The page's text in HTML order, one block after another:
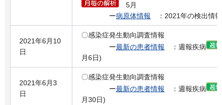
5月
ー病原体情報 ：2021年の検出情報
2021年6月10
日
〇感染症発生動向調査情報
ー最新の患者情報 ：週報疾病
月6日)
2021年6月3
日
〇感染症発生動向調査情報
ー最新の患者情報 ：週報疾病
月30日)